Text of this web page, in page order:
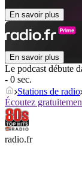
En savoir plus
En savoir plus
Le podcast débute
- 0 sec.
Stations de radio
Écoutez
radio.fr